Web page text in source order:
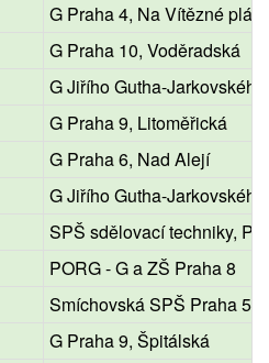
G Praha 4, Na Vítězné pláni
G Praha 10, Voděradská
G Jiřího Gutha-
G Praha 9, Litoměřická
G Praha 6, Nad Alejí
G Jiřího Gutha-
SPŠ sdělovací techniky,
PORG - G a ZŠ Praha 8
Smíchovská SPŠ Praha 5,
G Praha 9, Špitálská